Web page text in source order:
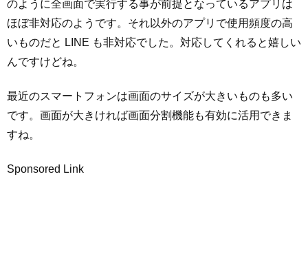
のように全画面で実行する事が前提となっているアプリは
ほぼ非対応のようです。それ以外のアプリで使用頻度の高
いものだと LINE も非対応でした。対応してくれると嬉しい
んですけどね。
最近のスマートフォンは画面のサイズが大きいものも多い
です。画面が大きければ画面分割機能も有効に活用できま
すね。
Sponsored Link